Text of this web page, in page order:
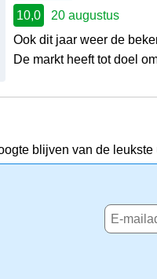
10,0
20 augustus
Ook dit jaar weer de
De markt heeft tot doel
blijven van de